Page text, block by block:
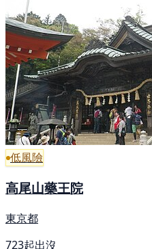
低風險
高尾山藥王院
東京都
723起出沒